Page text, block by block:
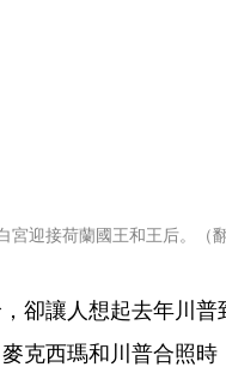
宮迎接荷蘭國王和王后。（
卻讓人想起去年川
克西瑪和川普合照